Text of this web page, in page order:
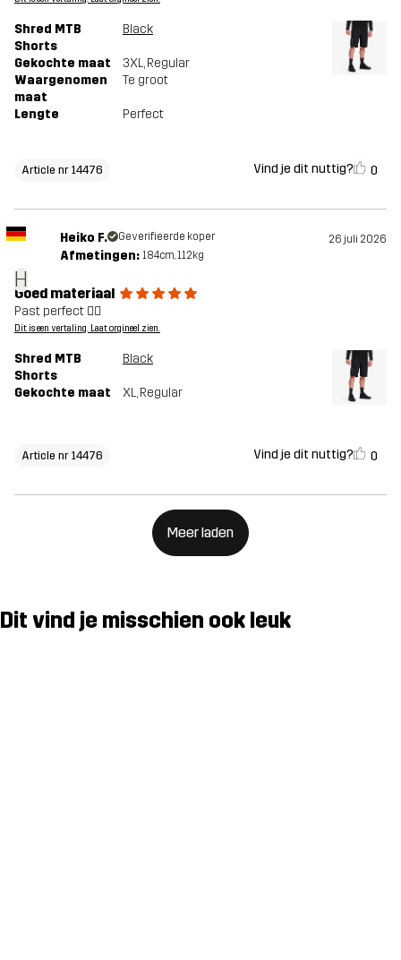
Shred MTB
Shorts
Black
Gekochte maat 3XL, Regular
Waargenomen
maat
Te groot
Lengte Perfect
Article nr 14476 Vind je dit nuttig? 0
H
Heiko F. Geverifieerde koper 26 juli 2026
Afmetingen: 184cm, 112kg
Goed materiaal
Past perfect 👍🏽
Dit is een vertaling. Laat orgineel zien.
Shred MTB
Shorts
Black
Gekochte maat XL, Regular
Article nr 14476 Vind je dit nuttig? 0
Meer laden
Dit vind je misschien ook leuk